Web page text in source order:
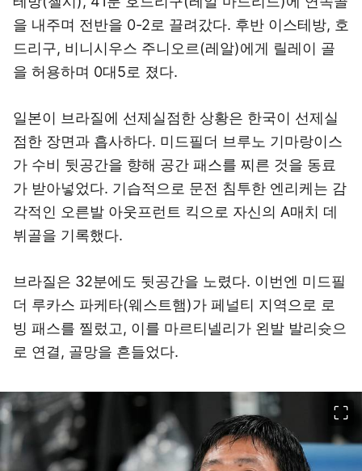
을 내주며 전반을 0-2로 끌려갔다. 후반 이스테방, 호
드리구, 비니시우스 주니오르(레알)에게 릴레이 골
을 허용하며 0대5로 졌다.
일본이 브라질에 선제실점한 상황은 한국이 선제실
점한 장면과 흡사하다. 미드필더 브루노 기마랑이스
가 수비 뒷공간을 향해 공간 패스를 찌른 것을 동료
가 받아넣었다. 기습적으로 문전 침투한 엔리케는 감
각적인 오른발 아웃프런트 킥으로 자신의 A매치 데
뷔골을 기록했다.
브라질은 32분에도 뒷공간을 노렸다. 이번엔 미드필
더 루카스 파케타(웨스트햄)가 페널티 지역으로 로
빙 패스를 찔렀고, 이를 마르티넬리가 왼발 발리슛으
로 연결, 골망을 흔들었다.